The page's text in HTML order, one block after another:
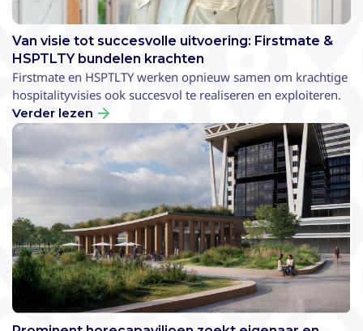
Van visie tot succesvolle uitvoering: Firstmate &
HSPTLTY bundelen krachten
Firstmate en HSPTLTY werken opnieuw samen om krachtige
hospitalityvisies ook succesvol te realiseren en exploiteren.
Verder lezen